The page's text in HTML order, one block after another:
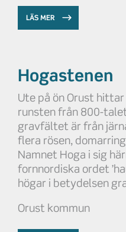
LÄS MER
Hogastenen
Ute på ön Orust
runsten från 800-
gravfältet är från
flera rösen,
Namnet Hoga i sig
fornnordiska ordet
högar i betydelsen
Orust kommun